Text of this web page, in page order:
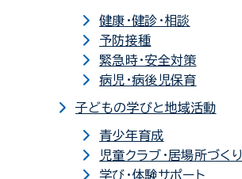
健康・健診・相談
予防接種
緊急時・安全対策
病児・病後児保育
子どもの学びと地域活動
青少年育成
児童クラブ・居場所づくり
学び・体験サポート